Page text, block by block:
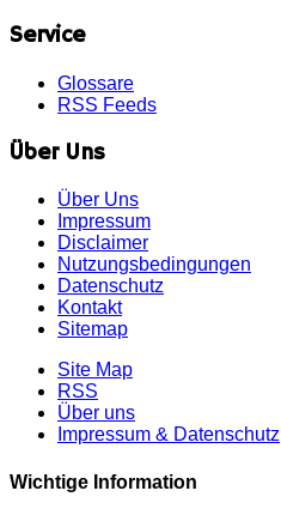
Service
Glossare
RSS Feeds
Über Uns
Über Uns
Impressum
Disclaimer
Nutzungsbedingungen
Datenschutz
Kontakt
Sitemap
Site Map
RSS
Über uns
Impressum & Datenschutz
Wichtige Information